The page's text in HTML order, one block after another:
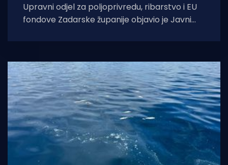
Upravni odjel za poljoprivredu, ribarstvo i EU
fondove Zadarske županije objavio je Javni
sredstava